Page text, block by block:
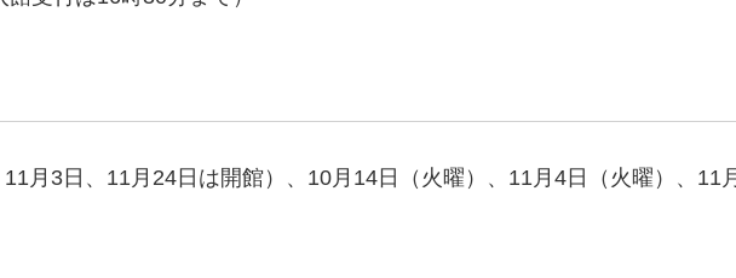
月3日、11月24日は開館）、10月14日（火曜）、11月4日（火曜）、11